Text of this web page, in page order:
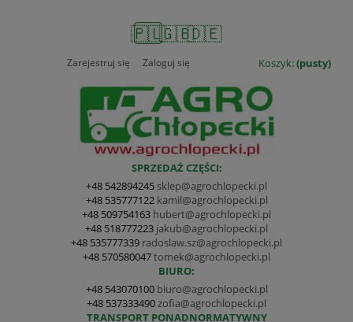
🇵🇱🇬🇧🇩🇪
Koszyk:(pusty)
Zarejestruj się Zaloguj się
SPRZEDAŻ CZĘŚCI:
+48 542894245 sklep@agrochlopecki.pl
+48 535777122 kamil@agrochlopecki.pl
+48 509754163 hubert@agrochlopecki.pl
+48 518777223 jakub@agrochlopecki.pl
+48 535777339 radoslaw.sz@agrochlopecki.pl
+48 570580047tomek@agrochlopecki.pl
BIURO:
+48 543070100 biuro@agrochlopecki.pl
+48 537333490 zofia@agrochlopecki.pl
TRANSPORT PONADNORMATYWNY